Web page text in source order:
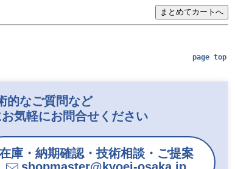
page top
的なご質問など
気軽にお問合せください
庫・納期確認・技術相談・ご提案